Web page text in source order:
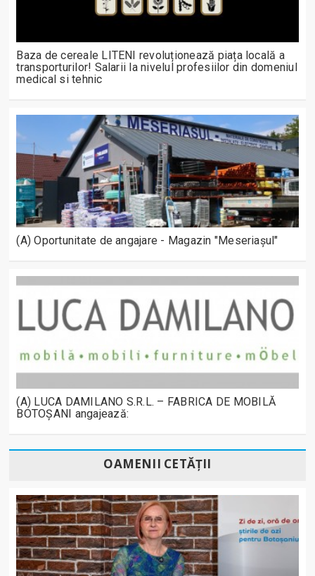
Baza de cereale LITENI revoluționează piața locală a
transporturilor! Salarii la nivelul profesiilor din domeniul
medical si tehnic
(A) Oportunitate de angajare - Magazin "Meseriașul"
(A) LUCA DAMILANO S.R.L. – FABRICA DE MOBILĂ
BOTOȘANI angajează:
OAMENII CETĂȚII